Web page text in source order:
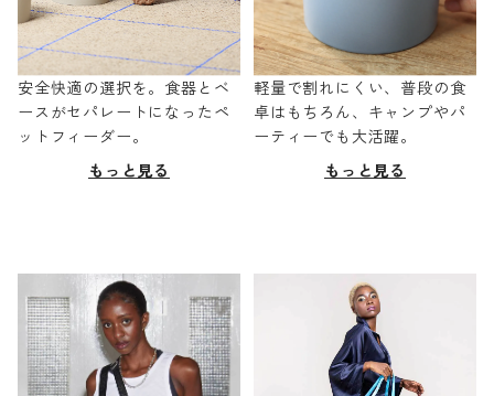
安全快適の選択を。食器とベ
ースがセパレートになったペ
ットフィーダー。
もっと見る
軽量で割れにくい、普段の食
卓はもちろん、キャンプやパ
ーティーでも大活躍。
もっと見る